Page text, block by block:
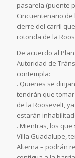
pasarela (puente
Cincuentenario de
cierre del carril
rotonda de la
De acuerdo al
Autoridad de
contempla:
. Quienes se
tendrán que
de la Roosevelt,
estarán
. Mientras, los que
Villa Guadalupe,
Alterna – podrán